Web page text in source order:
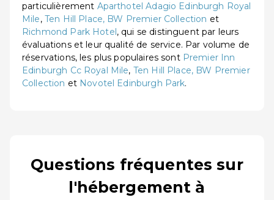
particulièrement Aparthotel Adagio Edinburgh Royal
Mile, Ten Hill Place, BW Premier Collection et
Richmond Park Hotel, qui se distinguent par leurs
évaluations et leur qualité de service. Par volume de
réservations, les plus populaires sont Premier Inn
Edinburgh Cc Royal Mile, Ten Hill Place, BW Premier
Collection et Novotel Edinburgh Park.
Questions fréquentes sur
l'hébergement à